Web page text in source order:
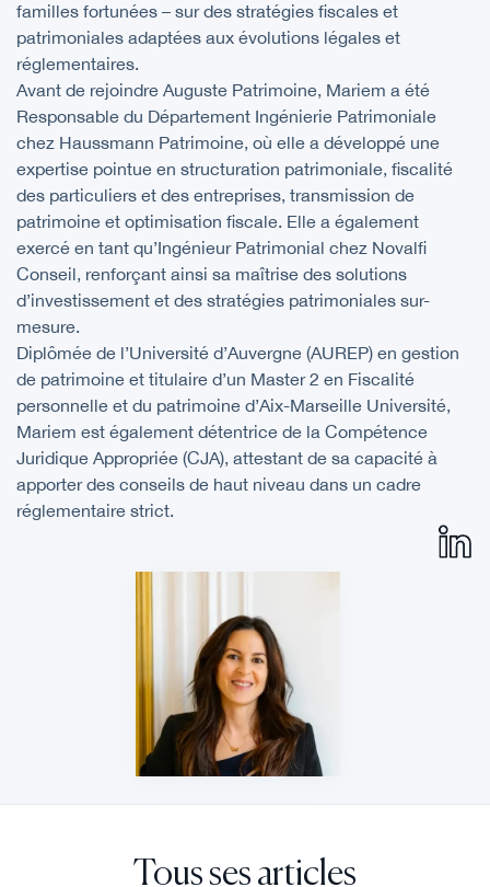
familles fortunées – sur des stratégies fiscales et
patrimoniales adaptées aux évolutions légales et
réglementaires.
Avant de rejoindre Auguste Patrimoine, Mariem a été
Responsable du Département Ingénierie Patrimoniale
chez Haussmann Patrimoine, où elle a développé une
expertise pointue en structuration patrimoniale, fiscalité
des particuliers et des entreprises, transmission de
patrimoine et optimisation fiscale. Elle a également
exercé en tant qu’Ingénieur Patrimonial chez Novalfi
Conseil, renforçant ainsi sa maîtrise des solutions
d’investissement et des stratégies patrimoniales sur-
mesure.
Diplômée de l’Université d’Auvergne (AUREP) en gestion
de patrimoine et titulaire d’un Master 2 en Fiscalité
personnelle et du patrimoine d’Aix-Marseille Université,
Mariem est également détentrice de la Compétence
Juridique Appropriée (CJA), attestant de sa capacité à
apporter des conseils de haut niveau dans un cadre
réglementaire strict.
Tous ses articles